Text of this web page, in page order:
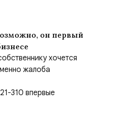
он первый
хочется
жалоба